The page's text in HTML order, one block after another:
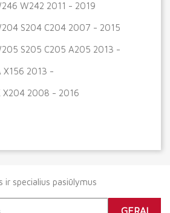
W242 2011 - 2019
S204 C204 2007 - 2015
S205 C205 A205 2013 -
X156 2013 -
X204 2008 - 2016
ir specialius pasiūlymus